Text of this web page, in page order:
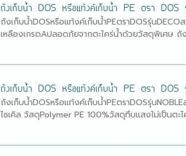
ถังเก็บน้ำ DOS หรือแท้งค์เก็บน้ำ PE ตรา DOS
ถังเก็บน้ำDOSหรือแท้งค์เก็บน้ำPEตราDOSรุ่น
เหลืองเกรดAปลอดภัยจากตะไคร่น้ำด้วยวัสดุพิเศษ ถัง
ถังเก็บน้ำ DOS หรือแท้งค์เก็บน้ำ PE ตรา
ถังเก็บน้ำDOSหรือแท้งค์เก็บน้ำPEตราDOSรุ่น
ไซเคิล วัสดุPolymer PE 100%วัสดุทึบแสงไม่เป็นตะไ